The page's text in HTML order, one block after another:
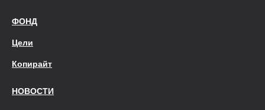
ФОНД
Цели
Копирайт
НОВОСТИ